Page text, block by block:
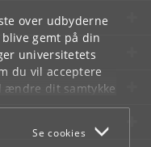
over udbyderne
gemt på din
universitetets
du vil acceptere
ændre dit samtykke
du finder i
Se cookies